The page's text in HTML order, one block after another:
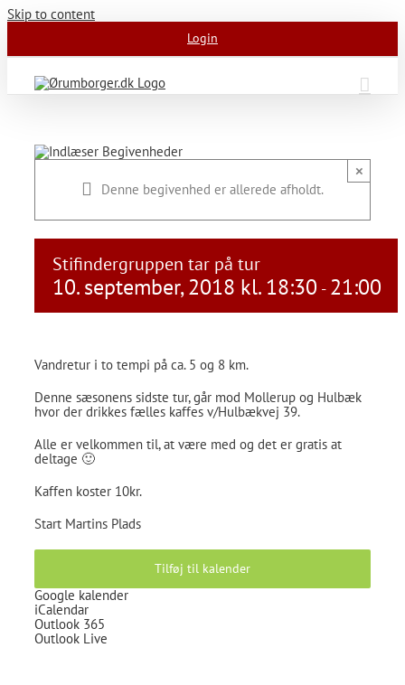
Skip to content
Login
Denne begivenhed er allerede afholdt.
×
Stifindergruppen tar på tur
10. september, 2018 kl. 18:30 - 21:00
Vandretur i to tempi på ca. 5 og 8 km.
Denne sæsonens sidste tur, går mod Mollerup og Hulbæk
hvor der drikkes fælles kaffes v/Hulbækvej 39.
Alle er velkommen til, at være med og det er gratis at
deltage 🙂
Kaffen koster 10kr.
Start Martins Plads
Tilføj til kalender
Google kalender
iCalendar
Outlook 365
Outlook Live